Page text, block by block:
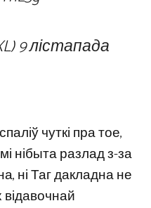
9 лістапада
чуткі пра тое,
нібыта разлад з-за
ні Таг дакладна не